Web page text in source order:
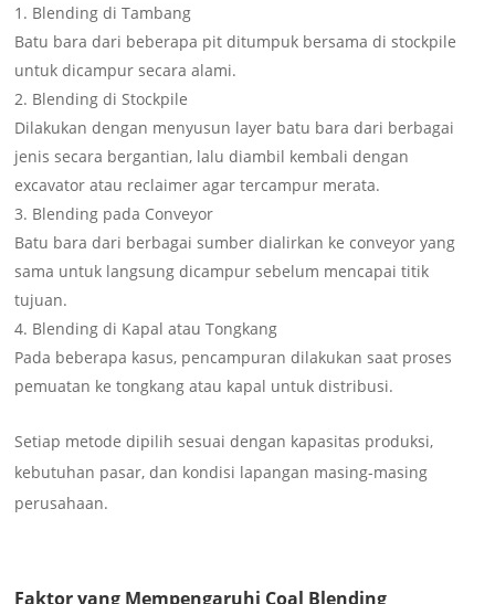
Blending di Tambang
Batu bara dari beberapa pit ditumpuk bersama di stockpile
untuk dicampur secara alami.
Blending di Stockpile
Dilakukan dengan menyusun layer batu bara dari berbagai
jenis secara bergantian, lalu diambil kembali dengan
excavator atau reclaimer agar tercampur merata.
Blending pada Conveyor
Batu bara dari berbagai sumber dialirkan ke conveyor yang
sama untuk langsung dicampur sebelum mencapai titik
tujuan.
Blending di Kapal atau Tongkang
Pada beberapa kasus, pencampuran dilakukan saat proses
pemuatan ke tongkang atau kapal untuk distribusi.
Setiap metode dipilih sesuai dengan kapasitas produksi,
kebutuhan pasar, dan kondisi lapangan masing-masing
perusahaan.
Faktor yang Mempengaruhi Coal Blending